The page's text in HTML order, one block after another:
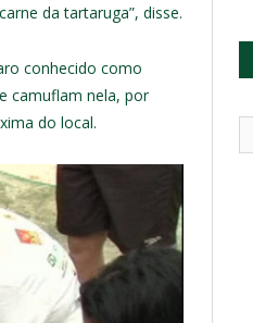
da tartaruga”, disse.
conhecido como
camuflam nela, por
do local.